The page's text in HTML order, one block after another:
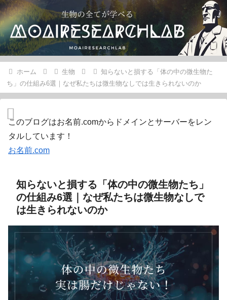
ホーム 生物
知らないと損する「体の中の微生物た
ち」の仕組み6選｜なぜ私たちは微生物なしでは生きられないのか
このブログはお名前.comからドメインとサーバーをレン
タルしています！
お名前.com
知らないと損する「体の中の微生物たち」
の仕組み6選｜なぜ私たちは微生物なしで
は生きられないのか